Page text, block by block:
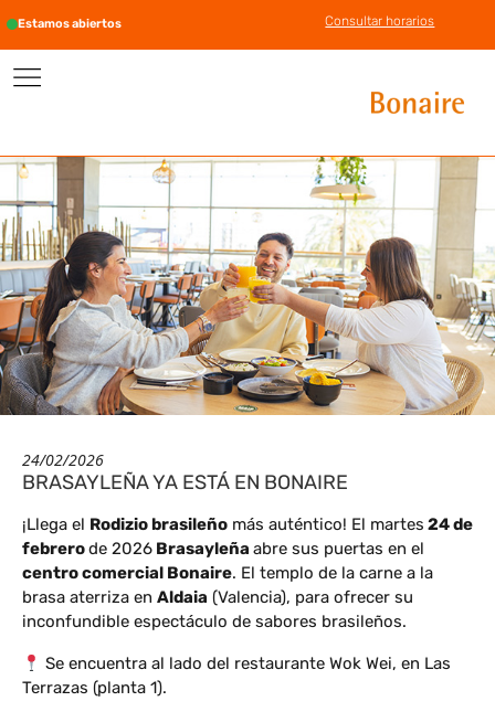
Estamos abiertos Consultar horarios
24/02/2026
BRASAYLEÑA YA ESTÁ EN BONAIRE
¡Llega el Rodizio brasileño más auténtico! El martes 24 de
febrerode 2026 Brasayleña abre sus puertas en el
centro comercial Bonaire. El templo de la carne a la
brasa aterriza en Aldaia (Valencia), para ofrecer su
inconfundible espectáculo de sabores brasileños.
Se encuentra al lado del restaurante Wok Wei, en Las
Terrazas (planta 1).